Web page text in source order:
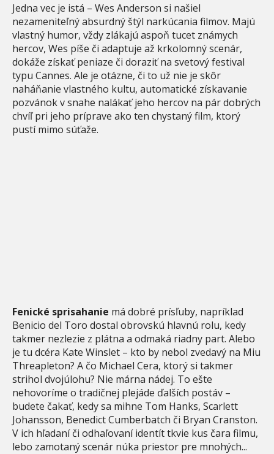
Jedna vec je istá – Wes Anderson si našiel
nezameniteľný absurdný štýl narkúcania filmov. Majú
vlastný humor, vždy zlákajú aspoň tucet známych
hercov, Wes píše či adaptuje až krkolomný scenár,
dokáže získať peniaze či doraziť na svetový festival
typu Cannes. Ale je otázne, či to už nie je skôr
naháňanie vlastného kultu, automatické získavanie
pozvánok v snahe nalákať jeho hercov na pár dobrých
chvíľ pri jeho príprave ako ten chystaný film, ktorý
pustí mimo súťaže.
Fenické sprisahanie má dobré prísľuby, napríklad
Benicio del Toro dostal obrovskú hlavnú rolu, kedy
takmer nezlezie z plátna a odmaká riadny part. Alebo
je tu dcéra Kate Winslet – kto by nebol zvedavý na Miu
Threapleton? A čo Michael Cera, ktorý si takmer
strihol dvojúlohu? Nie márna nádej. To ešte
nehovoríme o tradičnej plejáde ďalších postáv –
budete čakať, kedy sa mihne Tom Hanks, Scarlett
Johansson, Benedict Cumberbatch či Bryan Cranston.
V ich hľadaní či odhaľovaní identít tkvie kus čara filmu,
lebo zamotaný scenár núka priestor pre mnohých...